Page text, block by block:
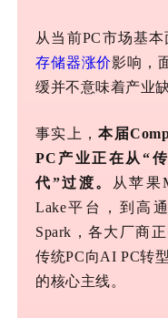
从 当前PC市场基本
存储器涨价影响，
缓并不意味着产业
事实上，本届
PC产业正在从“
代”过渡。
从苹果
Lake平台，到高
Spark，各大厂商
传统PC向AI PC转
的核心主线。